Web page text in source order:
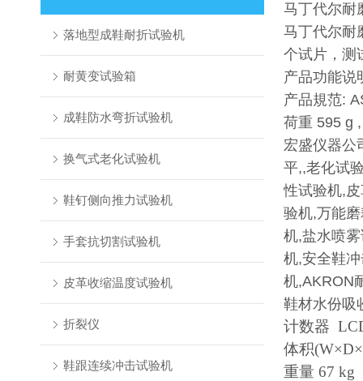
落地型成鞋耐折试验机
耐黄变试验箱
成鞋防水弯折试验机
换气式老化试验机
鞋钉侧向推力试验机
手套抗切割试验机
皮革收缩温度试验机
折裂仪
鞋跟连续冲击试验机
马丁代尔耐
马丁代尔耐
个试片，测
产品功能说
产品規范:
荷重 595 g
宏盛仪器公
平,,老化试
性试验机,
验机,万能
机,盐水喷
机,安全鞋
机,AKRON
鞋材水份吸
计数器
体积
重量 67 kg